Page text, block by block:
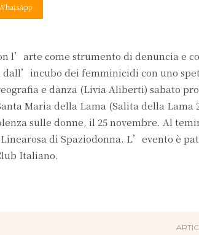
l’arte come strumento di denuncia e
dei femminicidi con uno
e danza (Livia Aliberti) sabato
Maria della Lama (Salita della Lama
sulle donne, il 25 novembre. Al
di Spaziodonna. L’evento è
Italiano.